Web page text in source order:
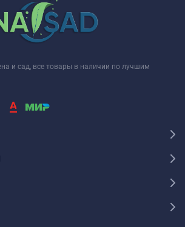
и сад, все товары в наличии по лучшим